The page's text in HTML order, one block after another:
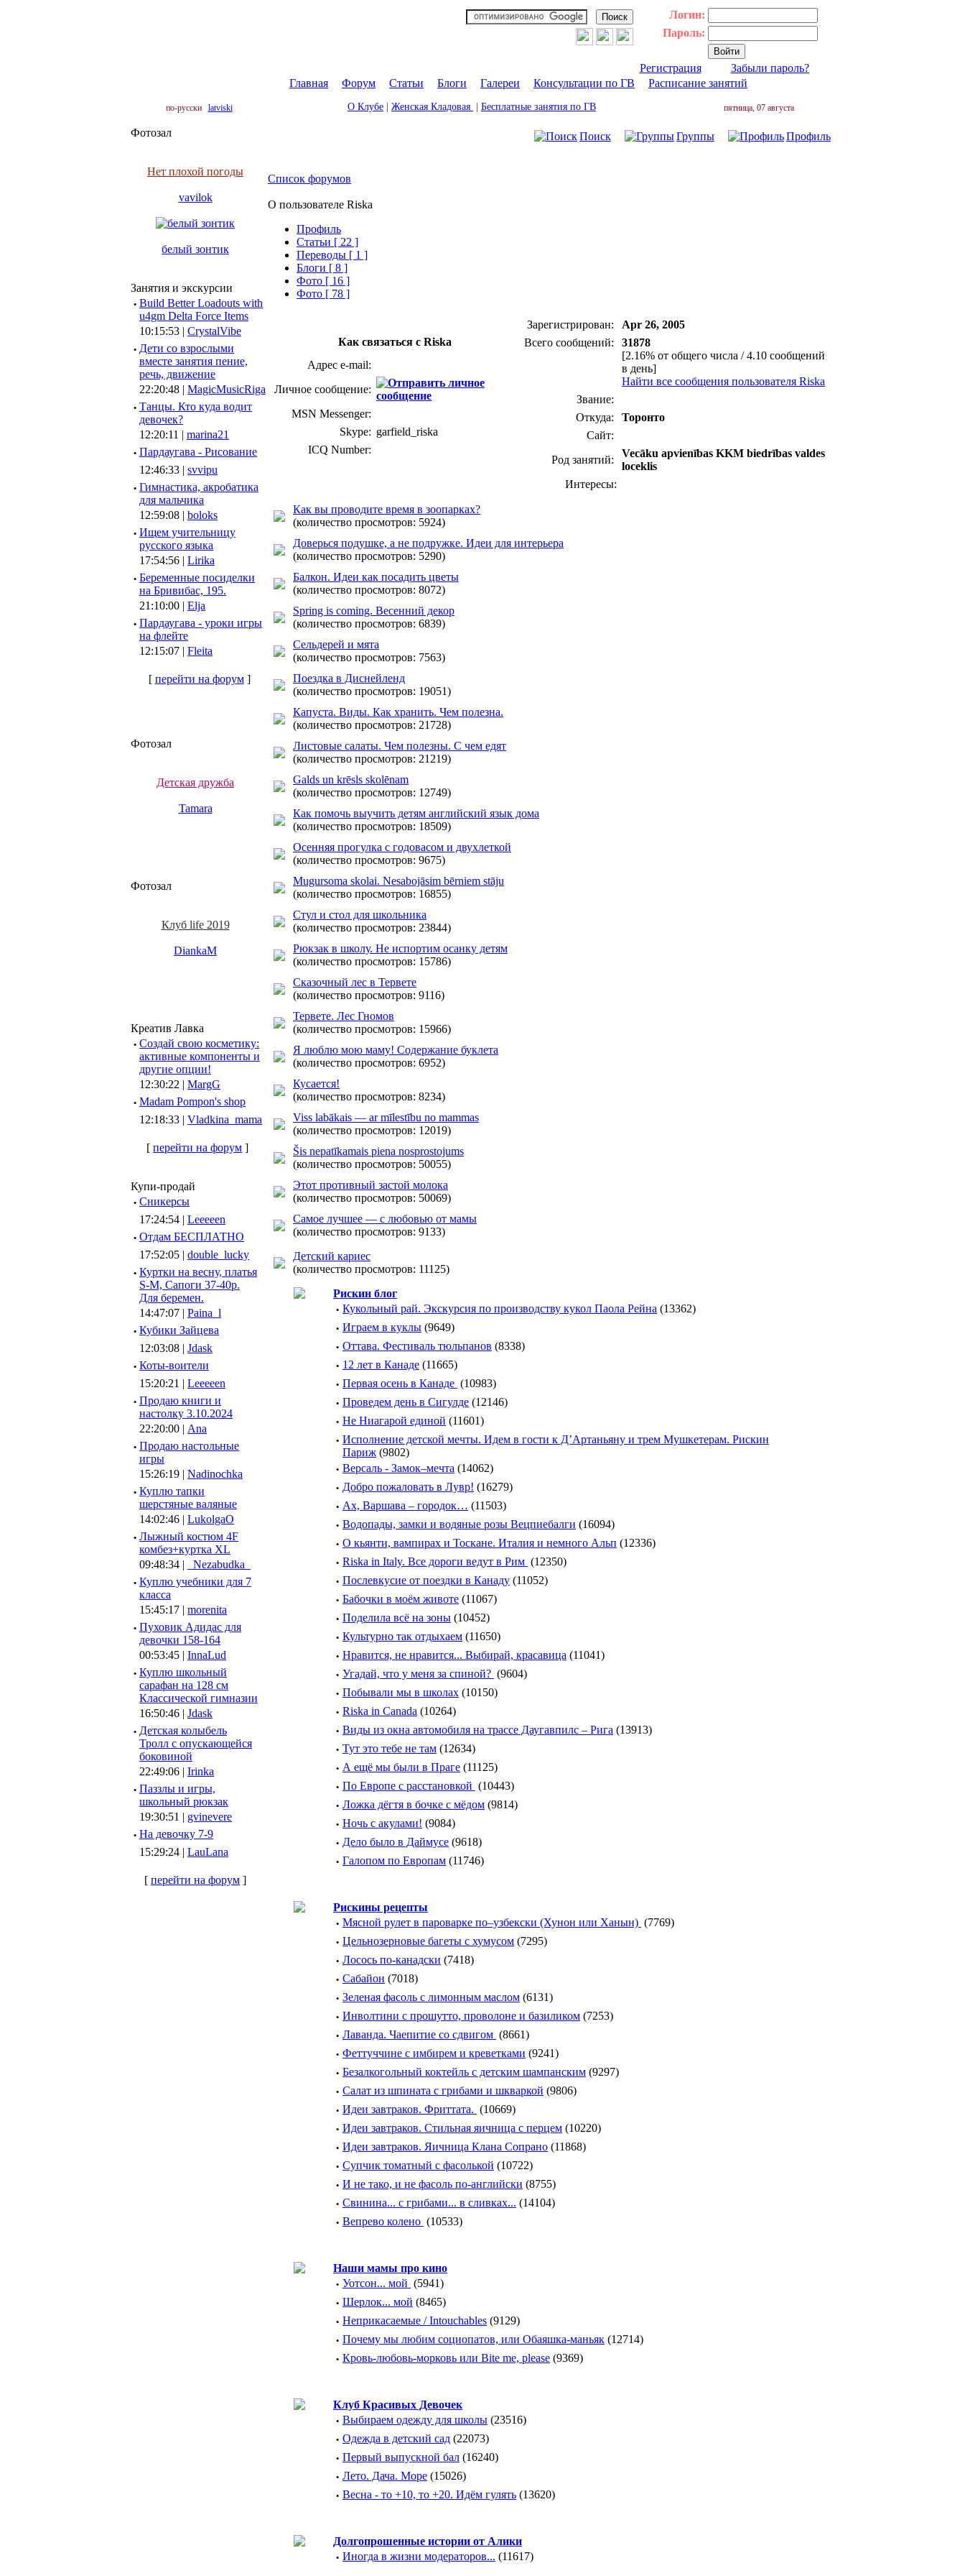
Логин:
Пароль:
Регистрация
Забыли пароль?
Главная
Форум Статьи Блоги Галереи Консультации по ГВ Расписание занятий
по-русски latviski О Клубе Женская Кладовая Бесплатные занятия по ГВ пятница, 07 августа
Фотозал
Нет плохой погоды
vavilok
белый зонтик
Занятия и экскурсии
· Build Better Loadouts with
u4gm Delta Force Items
10:15:53 | CrystalVibe
· Дети со взрослыми
вместе занятия пение,
речь, движение
22:20:48 | MagicMusicRiga
· Танцы. Кто куда водит
девочек?
12:20:11 | marina21
· Пардаугава - Рисование
12:46:33 | svvipu
· Гимнастика, акробатика
для мальчика
12:59:08 | boloks
· Ищем учительницу
русского языка
17:54:56 | Lirika
· Беременные посиделки
на Бривибас, 195.
21:10:00 | Elja
· Пардаугава - уроки игры
на флейте
12:15:07 | Fleita
[ перейти на форум]
Фотозал
Детская дружба
Tamara
Фотозал
Клуб life 2019
DiankaM
Креатив Лавка
· Создай свою косметику:
активные компоненты и
другие опции!
12:30:22 | MargG
· Madam Pompon's shop
12:18:33 | Vladkina_mama
[ перейти на форум ]
Купи-продай
· Сникерсы
17:24:54 | Leeeeen
· Отдам БЕСПЛАТНО
17:52:05 | double_lucky
· Куртки на весну, платья
S-M, Сапоги 37-40р.
Для беремен.
14:47:07 | Paina_l
· Кубики Зайцева
12:03:08 | Jdask
· Коты-воители
15:20:21 | Leeeeen
· Продаю книги и
настолку 3.10.2024
22:20:00 | Ana
· Продаю настольные
игры
15:26:19 | Nadinochka
· Куплю тапки
шерстяные валяные
14:02:46 | LukolgaO
· Лыжный костюм 4F
комбез+куртка XL
09:48:34 |
_Nezabudka_
· Куплю учебники для 7
класса
15:45:17 | morenita
· Пуховик Адидас для
девочки 158-164
00:53:45 | InnaLud
· Куплю школьный
сарафан на 128 см
Классической гимназии
16:50:46 | Jdask
· Детская колыбель
Тролл с опускающейся
боковиной
22:49:06 | Irinka
· Паззлы и игры,
школьный рюкзак
19:30:51 | gvinevere
· Hа девочку 7-9
15:29:24 | LauLana
[ перейти на форум ]
Поиск Группы Профиль
Список форумов
О пользователе Riska
Профиль
Cтатьи [ 22 ]
Переводы [ 1 ]
Блоги [ 8 ]
Фото [ 16 ]
Фото [ 78 ]
Зарегистрирован:
Apr 26, 2005
Всего сообщений:
31878
[2.16% от общего числа / 4.10 сообщений
в день]
Найти все сообщения пользователя Riska
Звание:
Откуда:
Торонто
Сайт:
Род занятий:
Vecāku apvienības KKM biedrības valdes
loceklis
Интересы:
Как связаться с Riska
Адрес e-mail:
Личное сообщение:
MSN Messenger:
Skype: garfield_riska
ICQ Number:
Как вы проводите время в зоопарках?
(количество просмотров: 5924)
Доверься подушке, а не подружке. Идеи для интерьера
(количество просмотров: 5290)
Балкон. Идеи как посадить цветы
(количество просмотров: 8072)
Spring is coming. Весенний декор
(количество просмотров: 6839)
Сельдерей и мята
(количество просмотров: 7563)
Поездка в Диснейленд
(количество просмотров: 19051)
Капуста. Виды. Как хранить. Чем полезна.
(количество просмотров: 21728)
Листовые салаты. Чем полезны. С чем едят
(количество просмотров: 21219)
Galds un krēsls skolēnam
(количество просмотров: 12749)
Как помочь выучить детям английский язык дома
(количество просмотров: 18509)
Осенняя прогулка с годовасом и двухлеткой
(количество просмотров: 9675)
Mugursoma skolai. Nesabojāsim bērniem stāju
(количество просмотров: 16855)
Стул и стол для школьника
(количество просмотров: 23844)
Рюкзак в школу. Не испортим осанку детям
(количество просмотров: 15786)
Сказочный лес в Тервете
(количество просмотров: 9116)
Тервете. Лес Гномов
(количество просмотров: 15966)
Я люблю мою маму! Содержание буклета
(количество просмотров: 6952)
Кусается!
(количество просмотров: 8234)
Viss labākais — ar mīlestību no mammas
(количество просмотров: 12019)
Šis nepatīkamais piena nosprostojums
(количество просмотров: 50055)
Этот противный застой молока
(количество просмотров: 50069)
Самое лучшее — с любовью от мамы
(количество просмотров: 9133)
Детский кариес
(количество просмотров: 11125)
Рискин блог
· Кукольный рай. Экскурсия по производству кукол Паола Рейна (13362)
· Играем в куклы (9649)
· Оттава. Фестиваль тюльпанов (8338)
· 12 лет в Канаде (11665)
· Первая осень в Канаде (10983)
· Проведем день в Сигулде (12146)
· Не Ниагарой единой (11601)
· Исполнение детской мечты. Идем в гости к Д’Артаньяну и трем Мушкетерам. Рискин
Париж (9802)
· Версаль - Замок–мечта (14062)
· Добро пожаловать в Лувр! (16279)
· Ах, Варшава – городок… (11503)
· Водопады, замки и водяные розы Вецпиебалги (16094)
· О кьянти, вампирах и Тоскане. Италия и немного Альп (12336)
· Riska in Italy. Все дороги ведут в Рим (12350)
· Послевкусие от поездки в Канаду (11052)
· Бабочки в моём животе (11067)
· Поделила всё на зоны (10452)
· Культурно так отдыхаем (11650)
· Нравится, не нравится... Выбирай, красавица (11041)
· Угадай, что у меня за спиной? (9604)
· Побывали мы в школах (10150)
· Riska in Canada (10264)
· Виды из окна автомобиля на трассе Даугавпилс – Рига (13913)
· Тут это тебе не там (12634)
· А ещё мы были в Праге (11125)
· По Европе с расстановкой (10443)
· Ложка дёгтя в бочке с мёдом (9814)
· Ночь с акулами! (9084)
· Дело было в Даймусе (9618)
· Галопом по Европам (11746)
Рискины рецепты
· Мясной рулет в пароварке по–узбекски (Хунон или Ханын) (7769)
· Цельнозерновые багеты с хумусом (7295)
· Лосось по-канадски (7418)
· Сабайон (7018)
· Зеленая фасоль с лимонным маслом (6131)
· Инволтини с прошутто, проволоне и базиликом (7253)
· Лаванда. Чаепитие со сдвигом (8661)
· Феттуччине c имбирем и креветками (9241)
· Безалкогольный коктейль с детским шампанским (9297)
· Салат из шпината с грибами и шкваркой (9806)
· Идеи завтраков. Фриттата. (10669)
· Идеи завтраков. Стильная яичница с перцем (10220)
· Идеи завтраков. Яичница Клана Сопрано (11868)
· Супчик томатный с фасолькой (10722)
· И не тако, и не фасоль по-английски (8755)
· Свинина... с грибами... в сливках... (14104)
· Вепрево колено (10533)
Наши мамы про кино
· Уотсон... мой (5941)
· Шерлок... мой (8465)
· Неприкасаемые / Intouchables (9129)
· Почему мы любим социопатов, или Обаяшка-маньяк (12714)
· Кровь-любовь-морковь или Bite me, please (9369)
Клуб Красивых Девочек
· Выбираем одежду для школы (23516)
· Одежда в детский сад (22073)
· Первый выпускной бал (16240)
· Лето. Дача. Море (15026)
· Весна - то +10, то +20. Идём гулять (13620)
Долгопрошенные истории от Алики
· Иногда в жизни модераторов... (11617)